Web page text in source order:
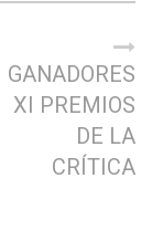
GANADORES
XI PREMIOS
DE LA
CRÍTICA